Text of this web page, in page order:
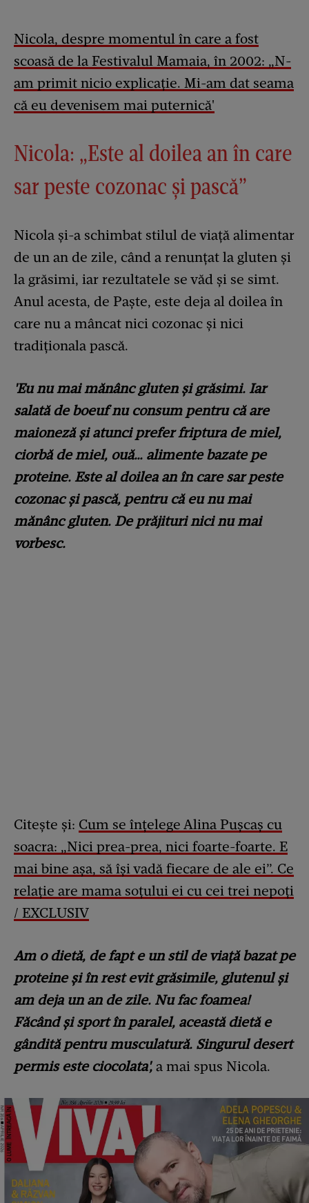
Nicola, despre momentul în care a fost
scoasă de la Festivalul Mamaia, în 2002: „N-
am primit nicio explicație. Mi-am dat seama
că eu devenisem mai puternică'
Nicola: „Este al doilea an în care
sar peste cozonac și pască”
Nicola și-a schimbat stilul de viață alimentar
de un an de zile, când a renunțat la gluten și
la grăsimi, iar rezultatele se văd și se simt.
Anul acesta, de Paște, este deja al doilea în
care nu a mâncat nici cozonac și nici
tradiționala pască.
'Eu nu mai mănânc gluten și grăsimi. Iar
salată de boeuf nu consum pentru că are
maioneză și atunci prefer friptura de miel,
ciorbă de miel, ouă… alimente bazate pe
proteine. Este al doilea an în care sar peste
cozonac și pască, pentru că eu nu mai
mănânc gluten. De prăjituri nici nu mai
vorbesc.
Citește și: Cum se înțelege Alina Pușcaș cu
soacra: „Nici prea-prea, nici foarte-foarte. E
mai bine așa, să își vadă fiecare de ale ei”. Ce
relație are mama soțului ei cu cei trei nepoți
/ EXCLUSIV
Am o dietă, de fapt e un stil de viață bazat pe
proteine și în rest evit grăsimile, glutenul și
am deja un an de zile. Nu fac foamea!
Făcând și sport în paralel, această dietă e
gândită pentru musculatură. Singurul desert
permis este ciocolata', a mai spus Nicola.